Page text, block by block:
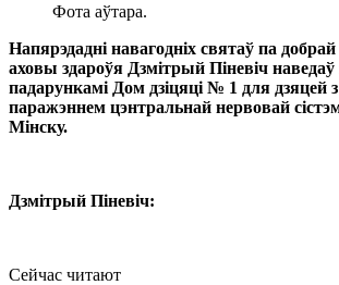
Фота аўтара.
Напярэдадні навагодніх святаў па
аховы здароўя Дзмітрый Піневіч
падарункамі Дом дзіцяці № 1 для дзяцей
паражэннем цэнтральнай нервовай
Мінску.
Дзмітрый Піневіч:
Сейчас читают